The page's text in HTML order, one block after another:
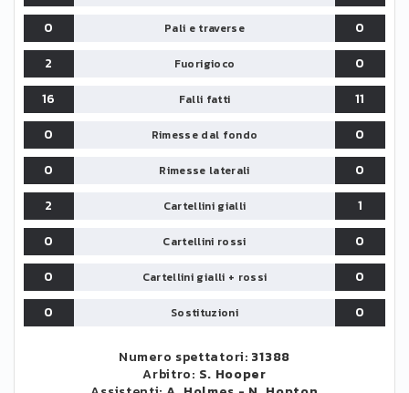
0
Pali e traverse
0
2
Fuorigioco
0
16
Falli fatti
11
0
Rimesse dal fondo
0
0
Rimesse laterali
0
2
Cartellini gialli
1
0
Cartellini rossi
0
0
Cartellini gialli + rossi
0
0
Sostituzioni 0
Numero spettatori: 31388
Arbitro: S. Hooper